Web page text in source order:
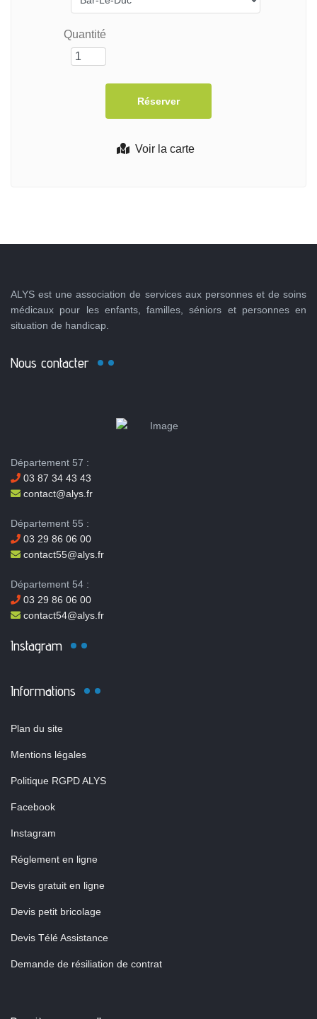
Voir la carte
Quantité
ALYS est une association de services aux personnes et de soins
médicaux pour les enfants, familles, séniors et personnes en
situation de handicap.
Nous contacter
Département 57 :
03 87 34 43 43
contact@alys.fr
Département 55 :
03 29 86 06 00
contact55@alys.fr
Département 54 :
03 29 86 06 00
contact54@alys.fr
Instagram
Informations
Plan du site
Mentions légales
Politique RGPD ALYS
Facebook
Instagram
Réglement en ligne
Devis gratuit en ligne
Devis petit bricolage
Devis Télé Assistance
Demande de résiliation de contrat